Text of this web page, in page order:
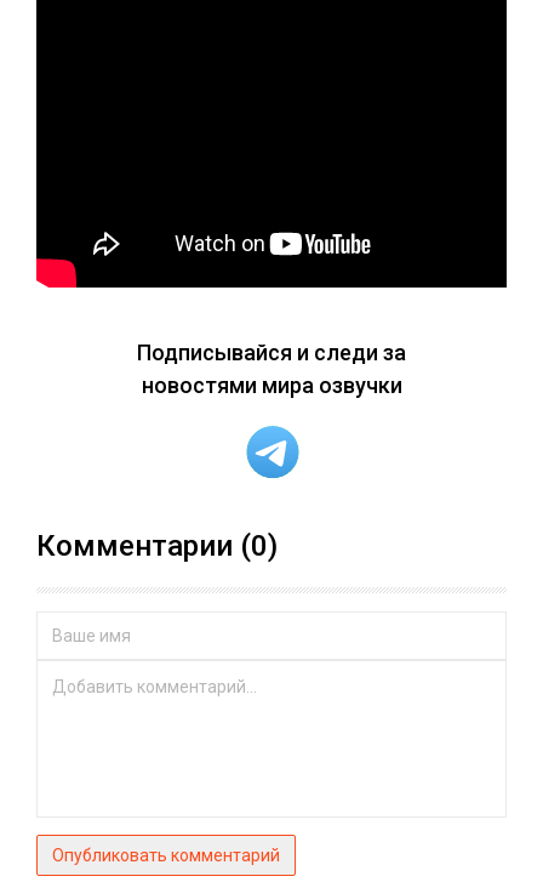
Подписывайся и следи за
новостями мира озвучки
Комментарии (0)
Опубликовать комментарий